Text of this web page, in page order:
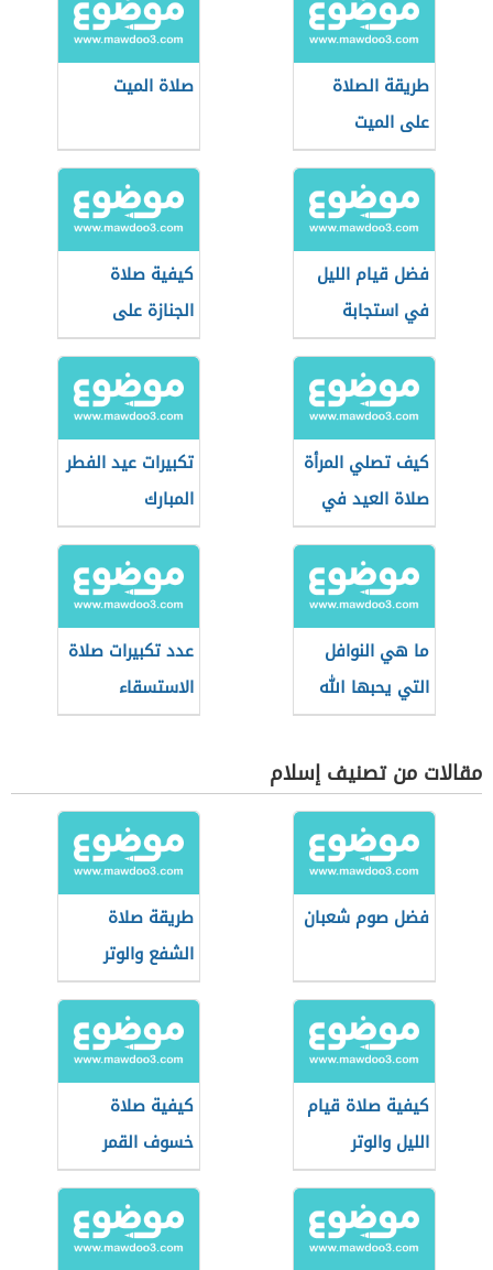
طريقة الصلاة
على الميت
صلاة الميت
فضل قيام الليل
في استجابة
الدعاء
كيفية صلاة
الجنازة على
الطفل
كيف تصلي المرأة
صلاة العيد في
البيت
تكبيرات عيد الفطر
المبارك
ما هي النوافل
التي يحبها الله
عدد تكبيرات صلاة
الاستسقاء
مقالات من تصنيف إسلام
فضل صوم شعبان
طريقة صلاة
الشفع والوتر
كيفية صلاة قيام
الليل والوتر
كيفية صلاة
خسوف القمر